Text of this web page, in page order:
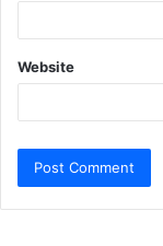
Website